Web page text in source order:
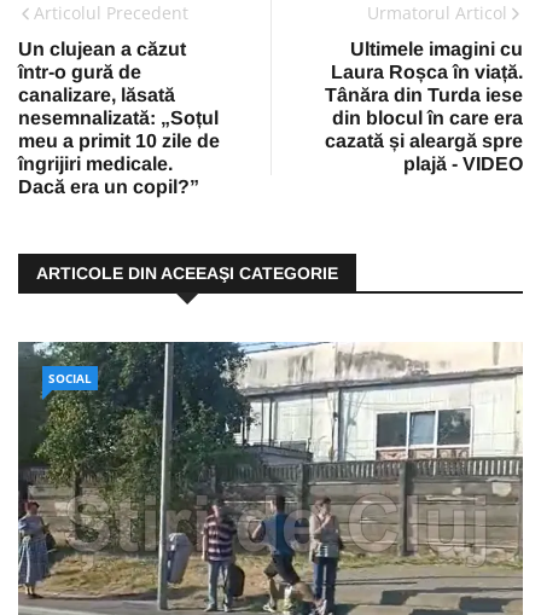
Articolul Precedent
Un clujean a căzut
într-o gură de
canalizare, lăsată
nesemnalizată: „Soțul
meu a primit 10 zile de
îngrijiri medicale.
Dacă era un copil?”
Urmatorul Articol
Ultimele imagini cu
Laura Roșca în viață.
Tânăra din Turda iese
din blocul în care era
cazată și aleargă spre
plajă - VIDEO
ARTICOLE DIN ACEEAŞI CATEGORIE
SOCIAL